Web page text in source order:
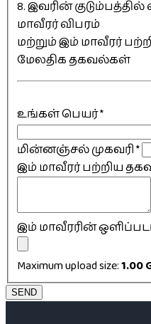
8. இவரின்
மாவீரர் விபரம்
மற்றும் இம் மாவீரர்
மேலதிக தகவல்கள்
உங்கள் பெயர்*
மின்னஞ்சல் முகவரி*
இம் மாவீரர் பற்றிய
இம் மாவீரரின்
Maximum upload size:1.00
SEND